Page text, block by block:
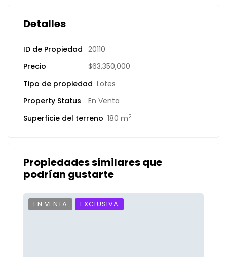
Detalles
ID de Propiedad 20110
Precio
$63,350,000
Tipo de propiedad Lotes
Property Status
En Venta
Superficie del terreno 180 m2
Propiedades similares que
podrían gustarte
EN VENTA EXCLUSIVA